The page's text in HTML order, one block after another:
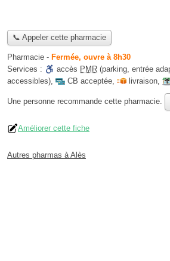
📞 Appeler cette pharmacie
Pharmacie - Fermée, ouvre à 8h30
Services :
accès PMR (parking, entrée
accessibles), CB acceptée, livraison,
Une personne recommande cette pharmacie.
Améliorer cette fiche
Autres pharmas à Alès